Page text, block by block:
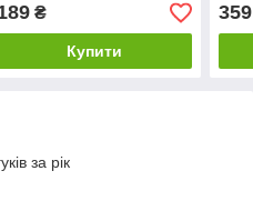
₴
Купити
359
за рік